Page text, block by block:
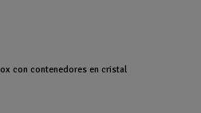
con contenedores en cristal